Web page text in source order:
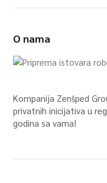
O nama
Kompanija Zenšped
privatnih inicijativa u
godina sa vama!